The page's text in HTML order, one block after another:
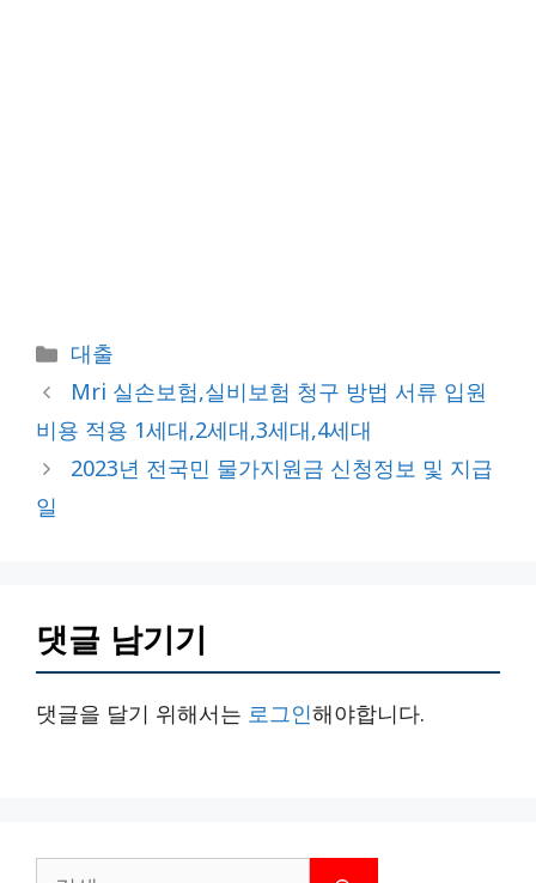
카
테
리
대출
Mri 실손보험,실비보험 청구 방법 서류 입원
비용 적용 1세대,2세대,3세대,4세대
2023년 전국민 물가지원금 신청정보 및 지급
일
댓글 남기기
댓글을 달기 위해서는 로그인해야합니다.